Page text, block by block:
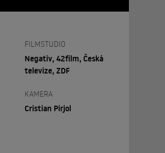
FILMSTUDIO
Negativ, 42film, Česká
televize, ZDF
KAMERA
Cristian Pirjol